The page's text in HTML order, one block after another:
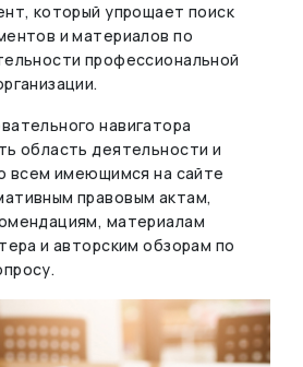
который упрощает поиск
и материалов по
профессиональной
навигатора
область деятельности и
всем имеющимся на сайте
правовым актам,
материалам
и авторским обзорам по